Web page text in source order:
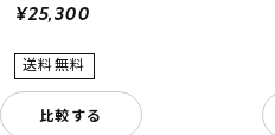
¥25,300
比較する